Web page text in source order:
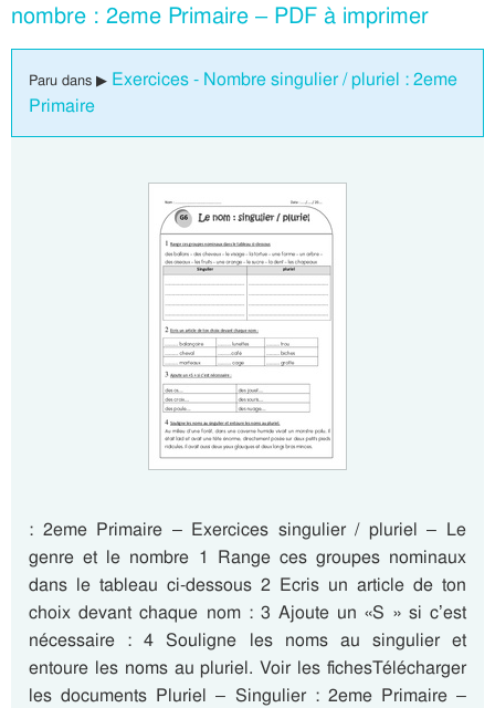
nombre : 2eme Primaire – PDF à imprimer
Paru dans ▶ Exercices - Nombre singulier / pluriel : 2eme
Primaire
: 2eme Primaire – Exercices singulier / pluriel – Le
genre et le nombre 1 Range ces groupes nominaux
dans le tableau ci-dessous 2 Ecris un article de ton
choix devant chaque nom : 3 Ajoute un «S » si c’est
nécessaire : 4 Souligne les noms au singulier et
entoure les noms au pluriel. Voir les fichesTélécharger
les documents Pluriel – Singulier : 2eme Primaire –